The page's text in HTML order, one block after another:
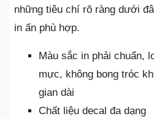
những tiêu chí rõ ràng dưới
in ấn phù hợp.
Màu sắc in phải chuẩn,
mực, không bong tróc
gian dài
Chất liệu decal đa dạng